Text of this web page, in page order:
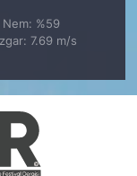
Nem: %59
7.69 m/s